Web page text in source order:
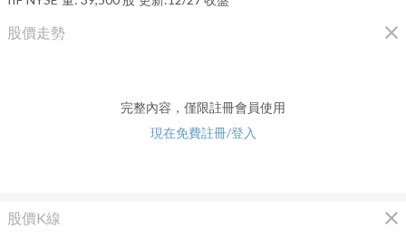
股價走勢 close
完整內容，僅限註冊會員使用
現在免費註冊/登入
股價K線 close